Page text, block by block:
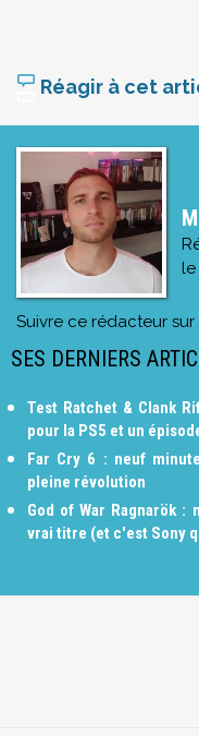
Réagir à cet
le
Suivre ce rédacteur sur
SES DERNIERS
Test Ratchet & Clank
pour la PS5 et un
Far Cry 6 : neuf
pleine révolution
God of War Ragnarök :
vrai titre (et c'est Sony